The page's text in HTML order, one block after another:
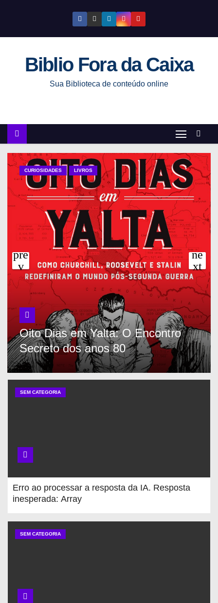
e
Biblio Fora da Caixa
Sua Biblioteca de conteúdo online
CURIOSIDADES LIVROS
Oito Dias em Yalta: O Encontro
Secreto dos anos 80
SEM CATEGORIA
Erro ao processar a resposta da IA. Resposta
inesperada: Array
SEM CATEGORIA